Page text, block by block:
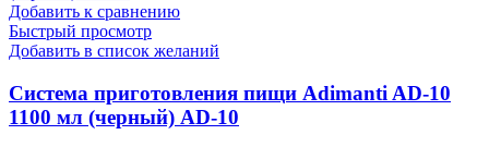
Добавить к сравнению
Быстрый просмотр
Добавить в список желаний
Система приготовления пищи Adimanti AD-10
1100 мл (черный) AD-10